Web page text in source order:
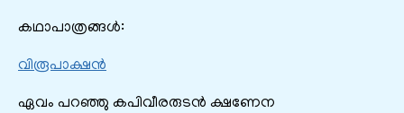
കഥാപാത്രങ്ങൾ:
വിരൂപാക്ഷൻ
ഏവം പറഞ്ഞു കപിവീരരുടന്‍ ക്ഷണേന